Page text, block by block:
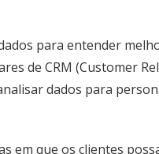
para entender
de CRM (Customer
dados para
em que os clientes